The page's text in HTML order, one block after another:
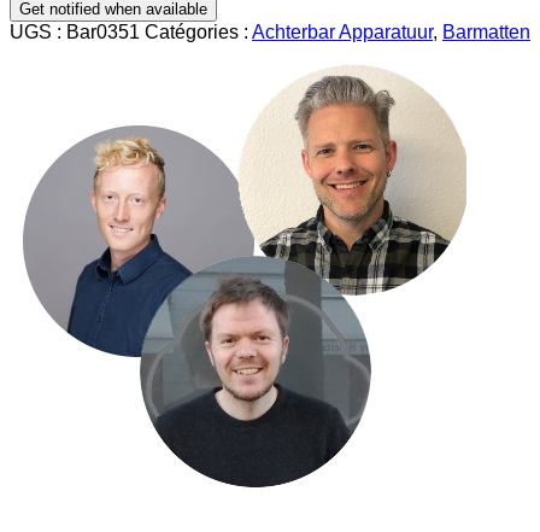
UGS : Bar0351 Catégories : Achterbar Apparatuur, Barmatten